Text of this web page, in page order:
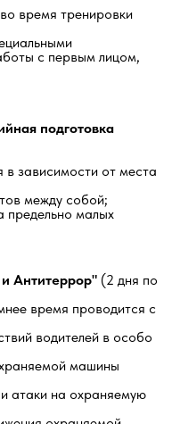
время тренировки
с первым лицом,
подготовка
в зависимости от места
между собой;
предельно малых
Антитеррор" (2 дня по
время проводится с
водителей в особо
машины
атаки на охраняемую